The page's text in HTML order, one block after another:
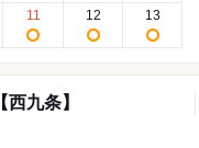
11 12 13
九条】